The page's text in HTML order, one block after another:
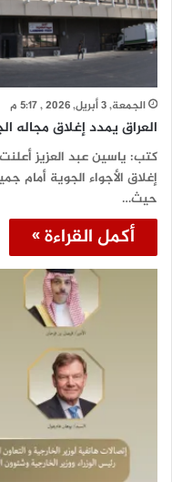
الجمعة, 3 أبريل, 2026 , 5:17 م
العراق يمدد إغلاق مجاله
كتب: ياسين عبد العزيز
إغلاق الأجواء الجوية أمام
حيث…
أكمل القراءة »